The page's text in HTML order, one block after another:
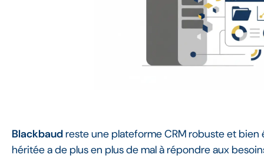
Blackbaudreste une plateforme CRM robuste et
héritée a de plus en plus de mal à répondre aux